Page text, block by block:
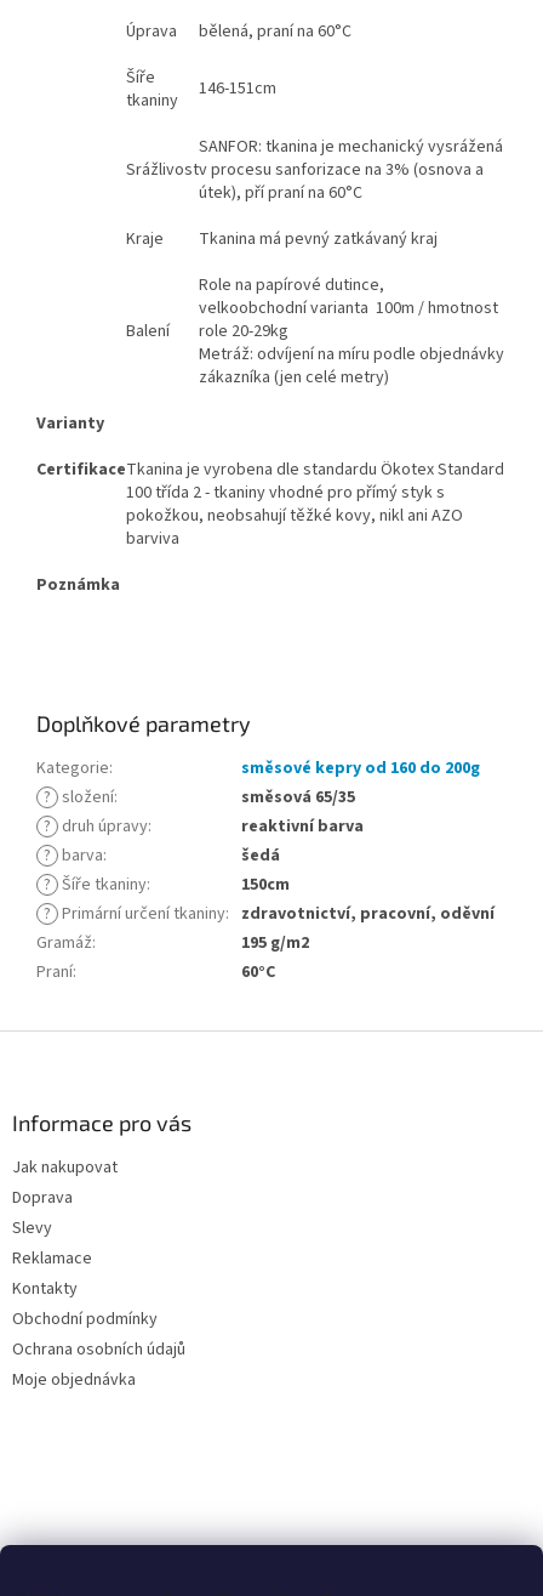
Úprava
bělená, praní na 60°C
Šíře
tkaniny
146-151cm
Srážlivost
SANFOR: tkanina je mechanický vysrážená
v procesu sanforizace na 3% (osnova a
útek), pří praní na 60°C
Kraje
Tkanina má pevný zatkávaný kraj
Balení
Role na papírové dutince,
velkoobchodní varianta 100m / hmotnost
role 20-29kg
Metráž: odvíjení na míru podle objednávky
zákazníka (jen celé metry)
Varianty
CertifikaceTkanina je vyrobena dle standardu Ökotex Standard
100 třída 2 - tkaniny vhodné pro přímý styk s
pokožkou, neobsahují těžké kovy, nikl ani AZO
barviva
Poznámka
Doplňkové parametry
Kategorie:
směsové kepry od 160 do 200g
? složení:
směsová 65/35
? druh úpravy:
reaktivní barva
? barva:
šedá
? Šíře tkaniny:
150cm
? Primární určení tkaniny: zdravotnictví, pracovní, oděvní
Gramáž:
195 g/m2
Praní: 60°C
Informace pro vás
Jak nakupovat
Doprava
Slevy
Reklamace
Kontakty
Obchodní podmínky
Ochrana osobních údajů
Moje objednávka